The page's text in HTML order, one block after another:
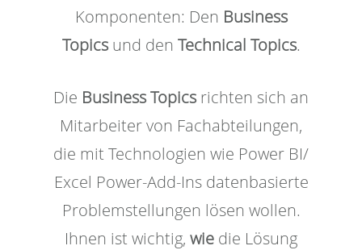
Komponenten: Den Business
Topicsund den Technical Topics.
Die Business Topics richten sich an
Mitarbeiter von Fachabteilungen,
die mit Technologien wie Power BI/
Excel Power-Add-Ins datenbasierte
Problemstellungen lösen wollen.
Ihnen ist wichtig, wie die Lösung